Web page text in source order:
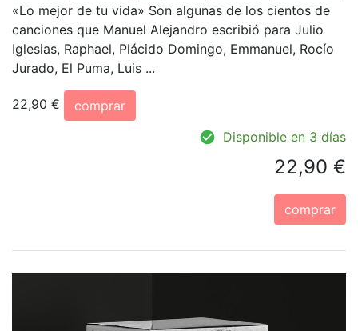
«Lo mejor de tu vida» Son algunas de los cientos de
canciones que Manuel Alejandro escribió para Julio
Iglesias, Raphael, Plácido Domingo, Emmanuel, Rocío
Jurado, El Puma, Luis ...
22,90 €
comprar
Disponible en 3 días
22,90 €
comprar